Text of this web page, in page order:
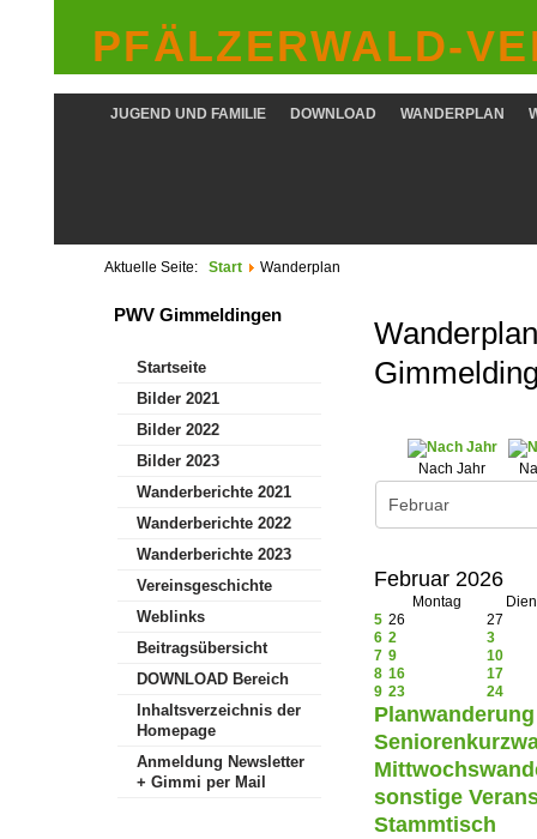
PFÄLZERWALD-
WANDERPLAN
DOWNLOAD
JUGEND UND FAMILIE
Aktuelle Seite: Start Wanderplan
Nach Jahr
Februar 2026
Montag
5 26
27
6 2
3
7 9
10
8 16
17
9 23 24
Planwanderung
sonstige
Stammtisch
PWV Gimmeldingen
Startseite
Bilder 2021
Bilder 2022
Bilder 2023
Wanderberichte 2021
Wanderberichte 2022
Wanderberichte 2023
Vereinsgeschichte
Weblinks
Beitragsübersicht
DOWNLOAD Bereich
Inhaltsverzeichnis der
Homepage
Anmeldung Newsletter
+ Gimmi per Mail